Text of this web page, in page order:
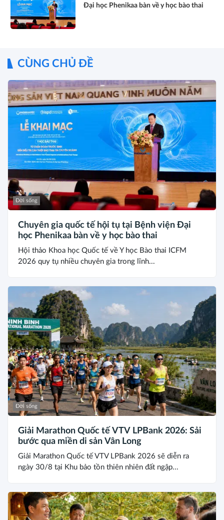
Đại học Phenikaa bàn về y học bào thai
CÙNG CHỦ ĐỀ
Đời sống
Chuyên gia quốc tế hội tụ tại Bệnh viện Đại
học Phenikaa bàn về y học bào thai
Hội thảo Khoa học Quốc tế về Y học Bào thai ICFM
2026 quy tụ nhiều chuyên gia trong lĩnh...
Đời sống
Giải Marathon Quốc tế VTV LPBank 2026: Sải
bước qua miền di sản Vân Long
Giải Marathon Quốc tế VTV LPBank 2026 sẽ diễn ra
ngày 30/8 tại Khu bảo tồn thiên nhiên đất ngập...